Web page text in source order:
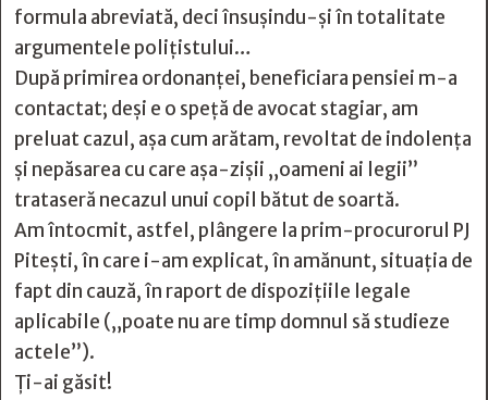
formula abreviată, deci însuşindu-și în totalitate
argumentele poliţistului…
După primirea ordonanței, beneficiara pensiei m-a
contactat; deși e o speţă de avocat stagiar, am
preluat cazul, așa cum arătam, revoltat de indolenţa
şi nepăsarea cu care aşa-zişii „oameni ai legii”
trataseră necazul unui copil bătut de soartă.
Am întocmit, astfel, plângere la prim-procurorul PJ
Piteşti, în care i-am explicat, în amănunt, situaţia de
fapt din cauză, în raport de dispoziţiile legale
aplicabile („poate nu are timp domnul să studieze
actele”).
Ţi-ai găsit!